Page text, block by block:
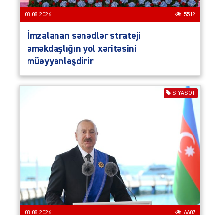
03.08.2026 5512
İmzalanan sənədlər strateji
əməkdaşlığın yol xəritəsini
müəyyənləşdirir
SIYASƏT
03.08.2026 6607